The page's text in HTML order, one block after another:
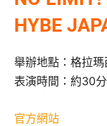
HYBE
舉辦地點：格拉瑪
表演時間：約30
官方網站